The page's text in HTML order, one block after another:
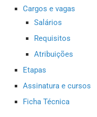
Cargos e vagas
Salários
Requisitos
Atribuições
Etapas
Assinatura e cursos
Ficha Técnica